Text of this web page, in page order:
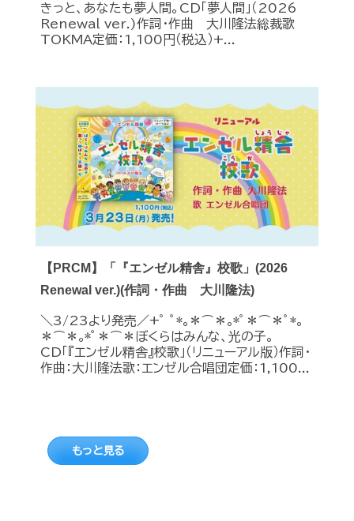
きっと、あなたも夢人間。CD「夢人間」（2026
Renewal ver.)作詞・作曲 大川隆法総裁歌
TOKMA定価：1,100円（税込）+...
【PRCM】「『エンゼル精舎』校歌」(2026
Renewal ver.)(作詞・作曲 大川隆法)
＼3/23より発売／+ﾟ ﾟ*｡＊⌒＊｡*ﾟ＊⌒＊ﾟ*｡
＊⌒＊｡*ﾟ＊⌒＊ぼくらはみんな、光の子。
CD「『エンゼル精舎』校歌」（リニューアル版）作詞・
作曲：大川隆法歌：エンゼル合唱団定価：1,100...
もっと見る